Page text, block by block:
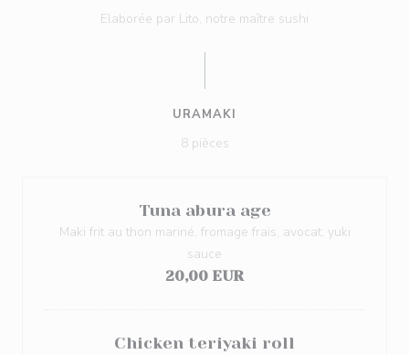
Elaborée par Lito, notre maître sushi
URAMAKI
8 pièces
Tuna abura age
Maki frit au thon mariné, fromage frais, avocat, yuki
sauce
20,00 EUR
Chicken teriyaki roll